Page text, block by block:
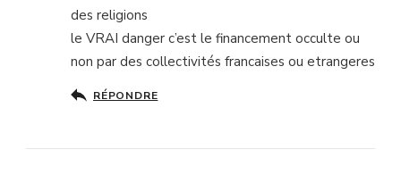
des religions
le VRAI danger c’est le financement occulte ou
non par des collectivités francaises ou etrangeres
RÉPONDRE